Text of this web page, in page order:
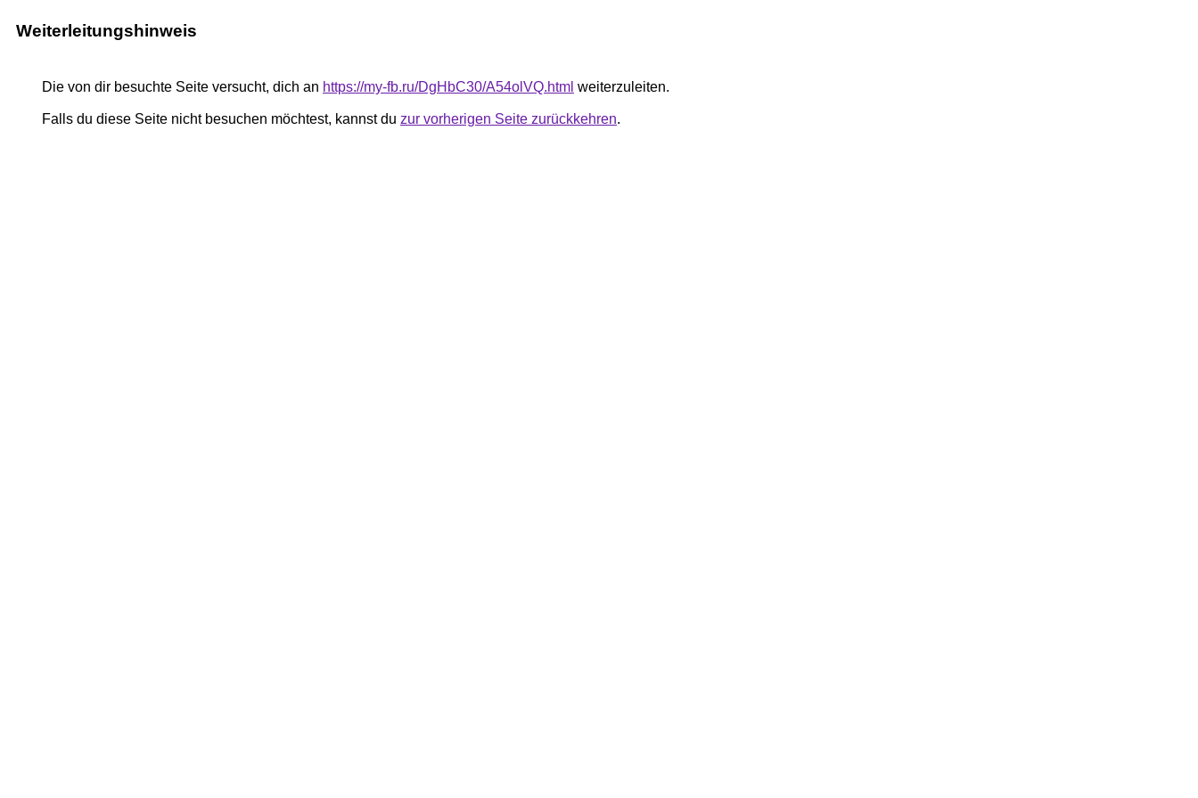
Weiterleitungshinweis
Die von dir besuchte Seite versucht, dich an https://my-fb.ru/DgHbC30/A54olVQ.html weiterzuleiten.
Falls du diese Seite nicht besuchen möchtest, kannst du zur vorherigen Seite zurückkehren.